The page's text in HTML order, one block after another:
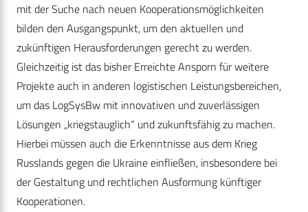
mit der Suche nach neuen Kooperationsmöglichkeiten
bilden den Ausgangspunkt, um den aktuellen und
zukünftigen Herausforderungen gerecht zu werden.
Gleichzeitig ist das bisher Erreichte Ansporn für weitere
Projekte auch in anderen logistischen Leistungsbereichen,
um das LogSysBw mit innovativen und zuverlässigen
Lösungen „kriegstauglich“ und zukunftsfähig zu machen.
Hierbei müssen auch die Erkenntnisse aus dem Krieg
Russlands gegen die Ukraine einfließen, insbesondere bei
der Gestaltung und rechtlichen Ausformung künftiger
Kooperationen.